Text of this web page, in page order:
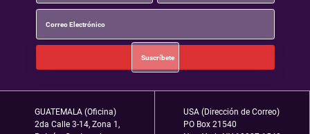
GUATEMALA (Oficina)
2da Calle 3-14, Zona 1,
USA (Dirección de Correo)
PO Box 21540